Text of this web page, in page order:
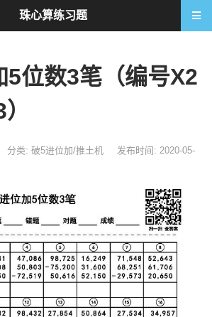
5位数3笔（编号X2
分类: 破5进位加/推土机
发布时间: 2020-05-
珠心算练习题